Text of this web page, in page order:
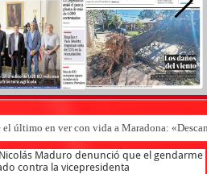
último en ver con vida a Maradona:
Nicolás Maduro denunció que el gendarme
contra la vicepresidenta